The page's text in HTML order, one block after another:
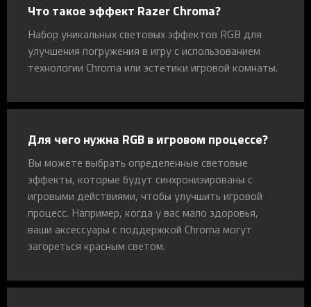
Что такое эффект Razer Chroma?
Набор уникальных световых эффектов RGB для
улучшения погружения в игру с использованием
технологии Chroma или эстетики игровой комнаты.
Для чего нужна RGB в игровом процессе?
Вы можете выбрать определенные световые
эффекты, которые будут синхронизированы с
игровыми действиями, чтобы улучшить игровой
процесс. Например, когда у вас мало здоровья,
ваши аксессуары с поддержкой Chroma могут
загореться красным светом.